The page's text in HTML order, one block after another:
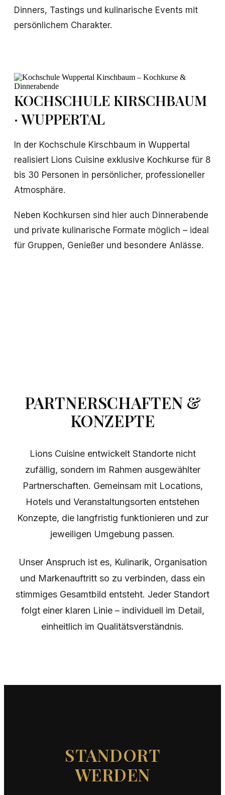
Dinners, Tastings und kulinarische Events mit
persönlichem Charakter.
KOCHSCHULE KIRSCHBAUM
· WUPPERTAL
In der Kochschule Kirschbaum in Wuppertal
realisiert Lions Cuisine exklusive Kochkurse für 8
bis 30 Personen in persönlicher, professioneller
Atmosphäre.
Neben Kochkursen sind hier auch Dinnerabende
und private kulinarische Formate möglich – ideal
für Gruppen, Genießer und besondere Anlässe.
PARTNERSCHAFTEN &
KONZEPTE
Lions Cuisine entwickelt Standorte nicht
zufällig, sondern im Rahmen ausgewählter
Partnerschaften. Gemeinsam mit Locations,
Hotels und Veranstaltungsorten entstehen
Konzepte, die langfristig funktionieren und zur
jeweiligen Umgebung passen.
Unser Anspruch ist es, Kulinarik, Organisation
und Markenauftritt so zu verbinden, dass ein
stimmiges Gesamtbild entsteht. Jeder Standort
folgt einer klaren Linie – individuell im Detail,
einheitlich im Qualitätsverständnis.
STANDORT
WERDEN